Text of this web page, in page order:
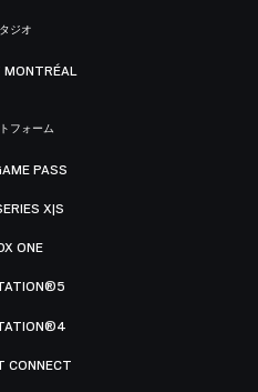
ジオ
MONTRÉAL
フォーム
PASS
X|S
ONE
CONNECT